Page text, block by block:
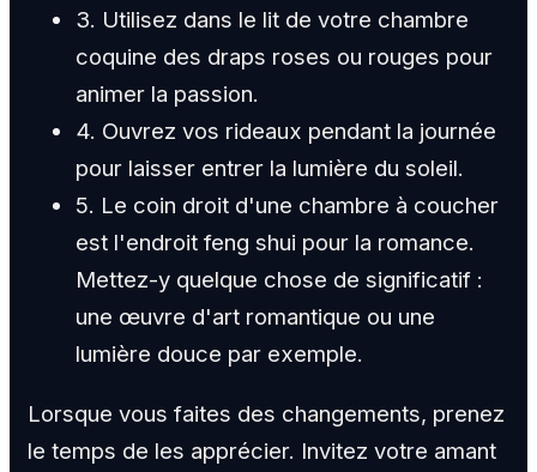
3. Utilisez dans le lit de votre chambre
coquine des draps roses ou rouges pour
animer la passion.
4. Ouvrez vos rideaux pendant la journée
pour laisser entrer la lumière du soleil.
5. Le coin droit d'une chambre à coucher
est l'endroit feng shui pour la romance.
Mettez-y quelque chose de significatif :
une œuvre d'art romantique ou une
lumière douce par exemple.
Lorsque vous faites des changements, prenez
le temps de les apprécier. Invitez votre amant